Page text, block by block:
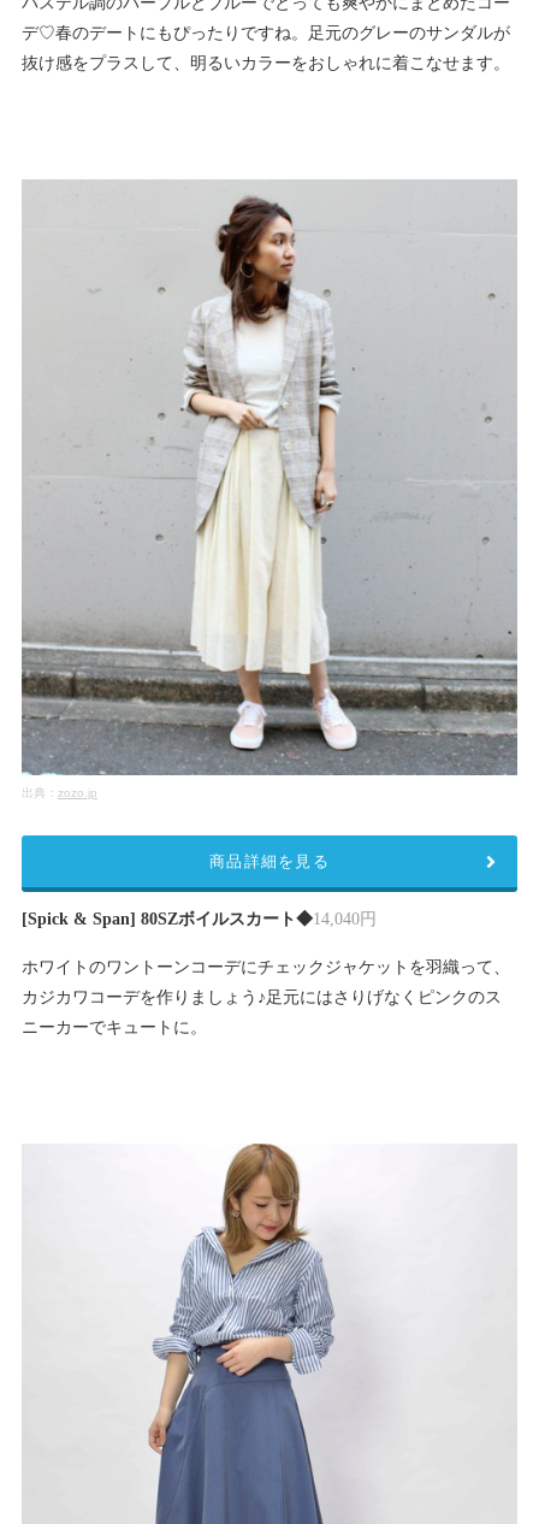
デ♡春のデートにもぴったりですね。足元のグレーのサンダルが
抜け感をプラスして、明るいカラーをおしゃれに着こなせます。
出典： zozo.jp
[Spick & Span] 80SZボイルスカート◆14,040円
ホワイトのワントーンコーデにチェックジャケットを羽織って、
カジカワコーデを作りましょう♪足元にはさりげなくピンクのス
ニーカーでキュートに。
商品詳細を見る